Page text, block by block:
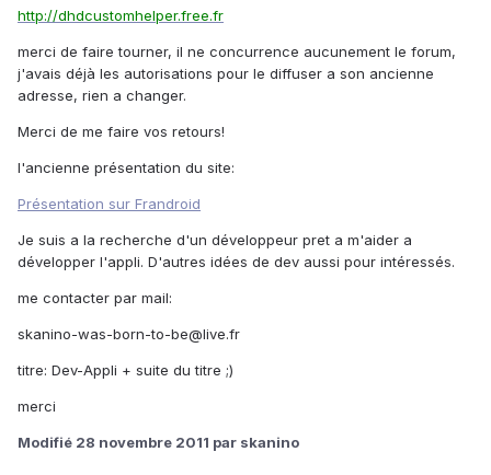
http://dhdcustomhelper.free.fr
merci de faire tourner, il ne concurrence aucunement le forum,
j'avais déjà les autorisations pour le diffuser a son ancienne
adresse, rien a changer.
Merci de me faire vos retours!
l'ancienne présentation du site:
Présentation sur Frandroid
Je suis a la recherche d'un développeur pret a m'aider a
développer l'appli. D'autres idées de dev aussi pour intéressés.
me contacter par mail:
skanino-was-born-to-be@live.fr
titre: Dev-Appli + suite du titre ;)
merci
Modifié 28 novembre 2011 par skanino